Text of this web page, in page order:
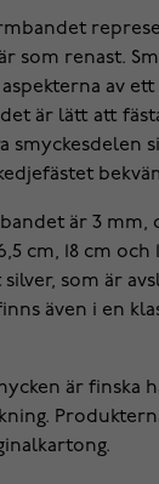
som renast.
av
är lätt att
smyckesdelen
är 3 mm,
cm, 18 cm och
silver, som är
även i en
är finska